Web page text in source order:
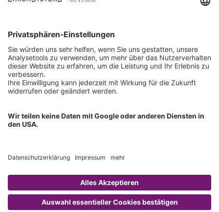
IFU anfordern
Zertifizierungen
ISO 9001 Zertifikat